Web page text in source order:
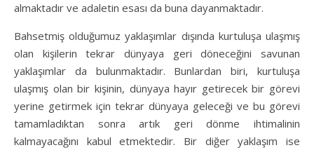
almaktadır ve adaletin esası da buna dayanmaktadır.
Bahsetmiş olduğumuz yaklaşımlar dışında kurtuluşa ulaşmış
olan kişilerin tekrar dünyaya geri döneceğini savunan
yaklaşımlar da bulunmaktadır. Bunlardan biri, kurtuluşa
ulaşmış olan bir kişinin, dünyaya hayır getirecek bir görevi
yerine getirmek için tekrar dünyaya geleceği ve bu görevi
tamamladıktan sonra artık geri dönme ihtimalinin
kalmayacağını kabul etmektedir. Bir diğer yaklaşım ise